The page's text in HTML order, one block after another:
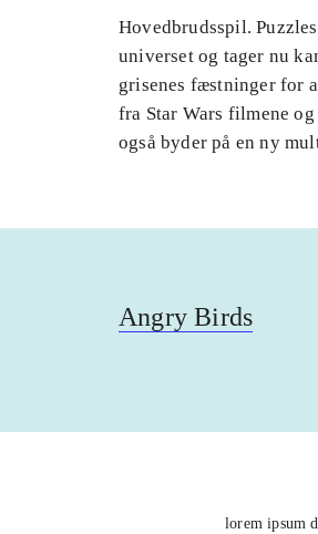
Hovedbrudsspil.
universet og tager nu
grisenes fæstninger for
fra Star Wars filmene
også byder på en ny
Angry Birds
lorem ipsum